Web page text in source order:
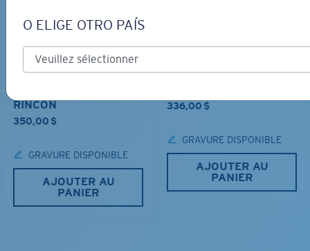
RINCON
350,00 $
GRAVURE DISPONIBLE
AJOUTER AU
PANIER
336,00 $
GRAVURE DISPONIBLE
AJOUTER AU
PANIER
O ELIGE OTRO PAÍS